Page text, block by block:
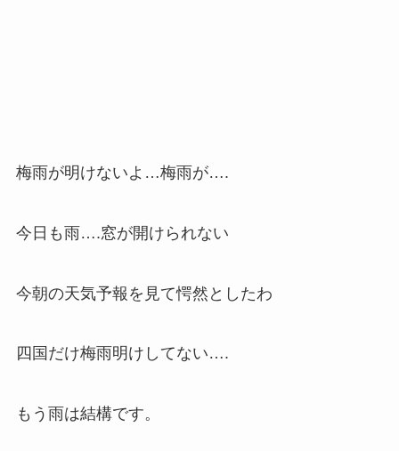
梅雨が明けないよ…梅雨が….
今日も雨….窓が開けられない
今朝の天気予報を見て愕然としたわ
四国だけ梅雨明けしてない….
もう雨は結構です。